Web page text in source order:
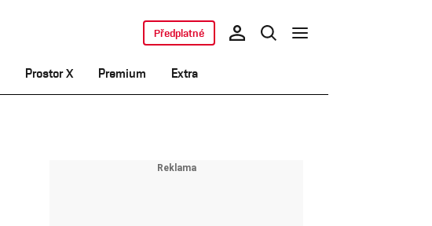
Prostor X Premium Extra
Předplatné